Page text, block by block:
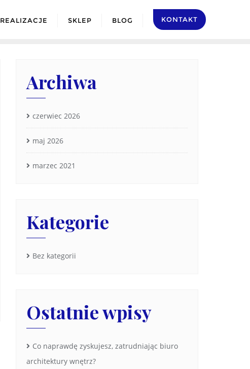
REALIZACJE SKLEP BLOG KONTAKT
Archiwa
czerwiec 2026
maj 2026
marzec 2021
Kategorie
Bez kategorii
Ostatnie wpisy
Co naprawdę zyskujesz, zatrudniając biuro
architektury wnętrz?